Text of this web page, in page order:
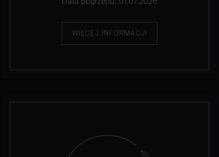
WIĘCEJ INFORMACJI